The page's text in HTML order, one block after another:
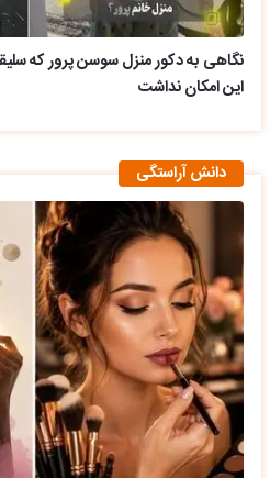
نگاهی به دکور منزل سوسن پرور که
این امکان نداشت
دانش آراستگی